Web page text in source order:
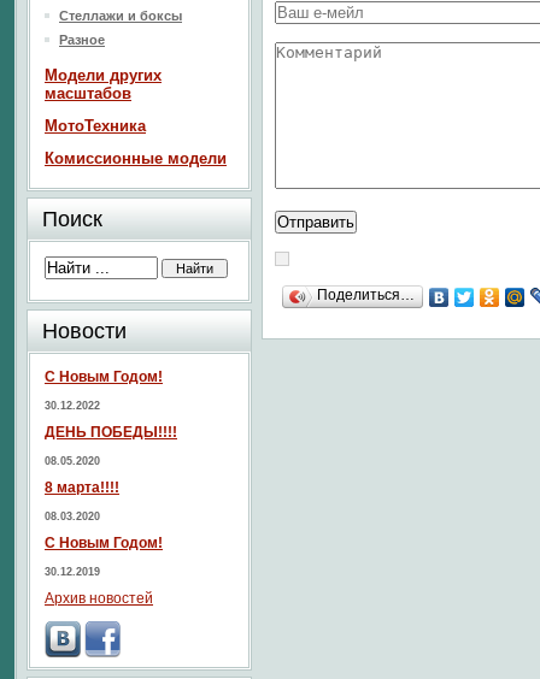
Поделиться…
Стеллажи и боксы
Разное
Модели других
масштабов
МотоТехника
Комиссионные модели
Поиск
Новости
С Новым Годом!
30.12.2022
ДЕНЬ ПОБЕДЫ!!!!
08.05.2020
8 марта!!!!
08.03.2020
С Новым Годом!
30.12.2019
Архив новостей